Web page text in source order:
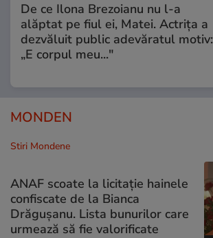
De ce Ilona Brezoianu nu l-a
alăptat pe fiul ei, Matei. Actrița a
dezvăluit public adevăratul motiv:
„E corpul meu..."
MONDEN
Stiri Mondene
ANAF scoate la licitație hainele
confiscate de la Bianca
Drăgușanu. Lista bunurilor care
urmează să fie valorificate